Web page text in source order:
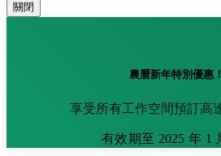
關閉
農曆新年特別優惠
享受所有工作空間預訂高
有效期至 2025 年 1